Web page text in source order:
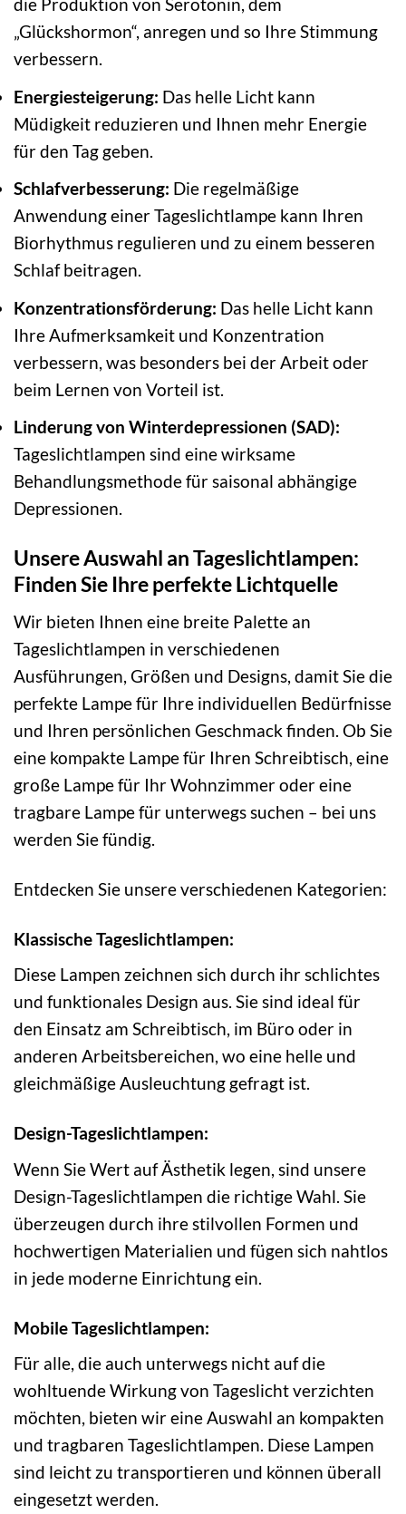
die Produktion von Serotonin, dem
„Glückshormon“, anregen und so Ihre Stimmung
verbessern.
Energiesteigerung: Das helle Licht kann
Müdigkeit reduzieren und Ihnen mehr Energie
für den Tag geben.
Schlafverbesserung: Die regelmäßige
Anwendung einer Tageslichtlampe kann Ihren
Biorhythmus regulieren und zu einem besseren
Schlaf beitragen.
Konzentrationsförderung: Das helle Licht kann
Ihre Aufmerksamkeit und Konzentration
verbessern, was besonders bei der Arbeit oder
beim Lernen von Vorteil ist.
Linderung von Winterdepressionen (SAD):
Tageslichtlampen sind eine wirksame
Behandlungsmethode für saisonal abhängige
Depressionen.
Unsere Auswahl an Tageslichtlampen:
Finden Sie Ihre perfekte Lichtquelle
Wir bieten Ihnen eine breite Palette an
Tageslichtlampen in verschiedenen
Ausführungen, Größen und Designs, damit Sie die
perfekte Lampe für Ihre individuellen Bedürfnisse
und Ihren persönlichen Geschmack finden. Ob Sie
eine kompakte Lampe für Ihren Schreibtisch, eine
große Lampe für Ihr Wohnzimmer oder eine
tragbare Lampe für unterwegs suchen – bei uns
werden Sie fündig.
Entdecken Sie unsere verschiedenen Kategorien:
Klassische Tageslichtlampen:
Diese Lampen zeichnen sich durch ihr schlichtes
und funktionales Design aus. Sie sind ideal für
den Einsatz am Schreibtisch, im Büro oder in
anderen Arbeitsbereichen, wo eine helle und
gleichmäßige Ausleuchtung gefragt ist.
Design-Tageslichtlampen:
Wenn Sie Wert auf Ästhetik legen, sind unsere
Design-Tageslichtlampen die richtige Wahl. Sie
überzeugen durch ihre stilvollen Formen und
hochwertigen Materialien und fügen sich nahtlos
in jede moderne Einrichtung ein.
Mobile Tageslichtlampen:
Für alle, die auch unterwegs nicht auf die
wohltuende Wirkung von Tageslicht verzichten
möchten, bieten wir eine Auswahl an kompakten
und tragbaren Tageslichtlampen. Diese Lampen
sind leicht zu transportieren und können überall
eingesetzt werden.